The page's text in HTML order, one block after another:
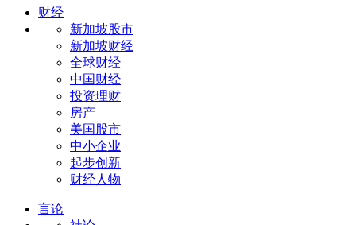
财经
新加坡股市
新加坡财经
全球财经
中国财经
投资理财
房产
美国股市
中小企业
起步创新
财经人物
言论